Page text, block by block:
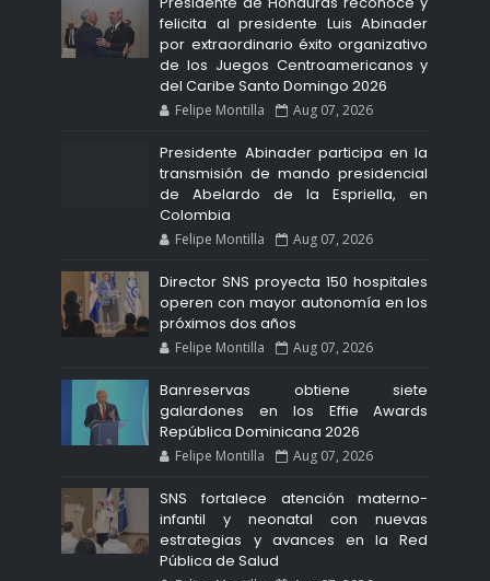
felicita al presidente Luis Abinader
por extraordinario éxito organizativo
de los Juegos Centroamericanos y
del Caribe Santo Domingo 2026
Felipe Montilla Aug 07, 2026
Presidente Abinader participa en la
transmisión de mando presidencial
de Abelardo de la Espriella, en
Colombia
Felipe Montilla Aug 07, 2026
Director SNS proyecta 150 hospitales
operen con mayor autonomía en los
próximos dos años
Felipe Montilla Aug 07, 2026
Banreservas obtiene siete
galardones en los Effie Awards
República Dominicana 2026
Felipe Montilla Aug 07, 2026
SNS fortalece atención materno-
infantil y neonatal con nuevas
estrategias y avances en la Red
Pública de Salud